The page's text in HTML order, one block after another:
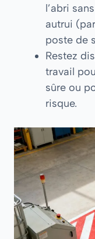
l’abri
autrui
poste de
Restez
travail
sûre ou
risque.